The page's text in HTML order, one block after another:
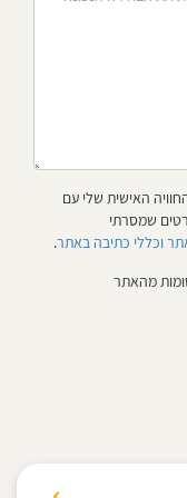
האישית שלי עם
שמסרתי
וכללי כתיבה באתר.
מהאתר